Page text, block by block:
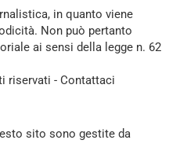
in quanto viene
Non può pertanto
ai sensi della legge n. 62
riservati - Contattaci
sito sono gestite da